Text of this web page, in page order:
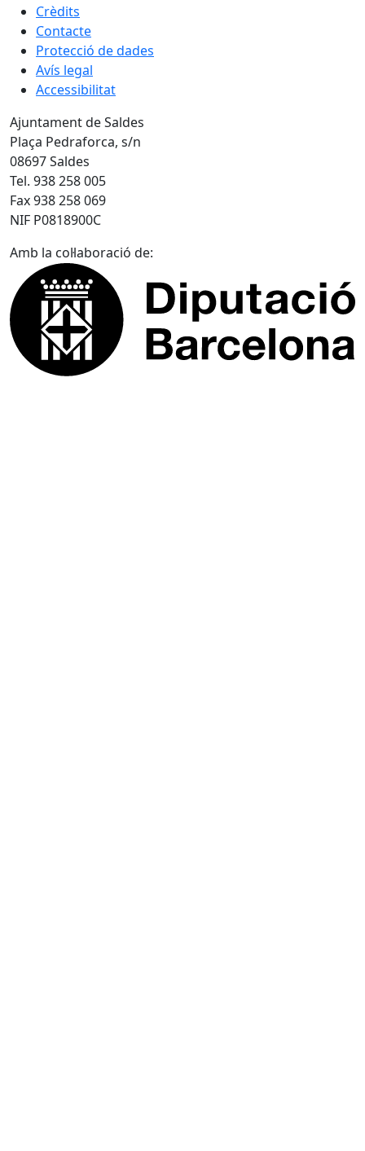
Crèdits
Contacte
Protecció de dades
Avís legal
Accessibilitat
Ajuntament de Saldes
Plaça Pedraforca, s/n
08697 Saldes
Tel. 938 258 005
Fax 938 258 069
NIF P0818900C
Amb la col·laboració de: